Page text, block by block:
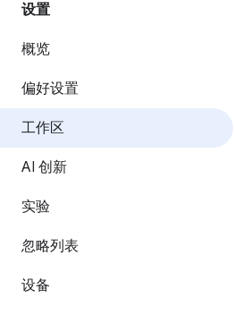
设置
概览
偏好设置
工作区
AI 创新
实验
忽略列表
设备